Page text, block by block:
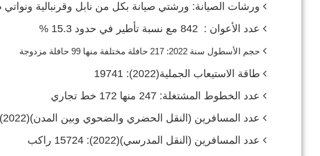
ورشات الصيانة: ورشتي صيانة بكل من نابل وقرنبالية
عدد الأعوان : 842 مع نسبة تأطير في حدود 15.3 %
حجم الأسطول سنة 2022: 217 حافلة مختلفة منها 99 حافلة مزدوجة
طاقة الاستيعاب الجملية(2022): 19741
عدد الخطوط المشتغلة: 247 منها 172 خط تجاري
عدد المسافرين (النقل الحضري والضحوي وبين المدن)(2022):12968 راكب
عدد المسافرين (النقل المدرسي)(2022): 15724 راكب